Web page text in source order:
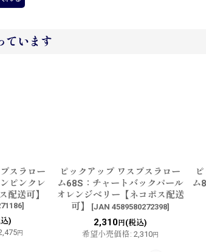
ています
スラロー
ピンクレ
配送可】
]
)
円
ピックアップ ワスプスラロー
ム68S：チャートバックパール
オレンジベリー【ネコポス配送
可】
[JAN 4589580272398]
2,310円(税込)
希望小売価格: 2,310円
ム